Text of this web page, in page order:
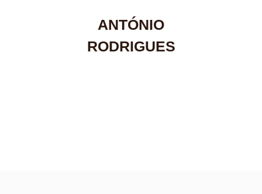
ANTÓNIO
RODRIGUES